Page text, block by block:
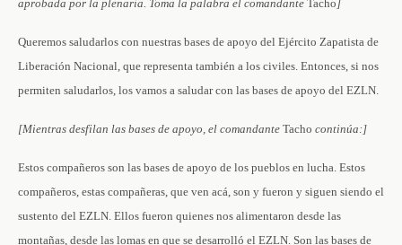
aprobada por la plenaria. Toma la palabra el comandante Tacho]
Queremos saludarlos con nuestras bases de apoyo del Ejército Zapatista de
Liberación Nacional, que representa también a los civiles. Entonces, si nos
permiten saludarlos, los vamos a saludar con las bases de apoyo del EZLN.
[Mientras desfilan las bases de apoyo, el comandante Tacho continúa:]
Estos compañeros son las bases de apoyo de los pueblos en lucha. Estos
compañeros, estas compañeras, que ven acá, son y fueron y siguen siendo el
sustento del EZLN. Ellos fueron quienes nos alimentaron desde las
montañas, desde las lomas en que se desarrolló el EZLN. Son las bases de